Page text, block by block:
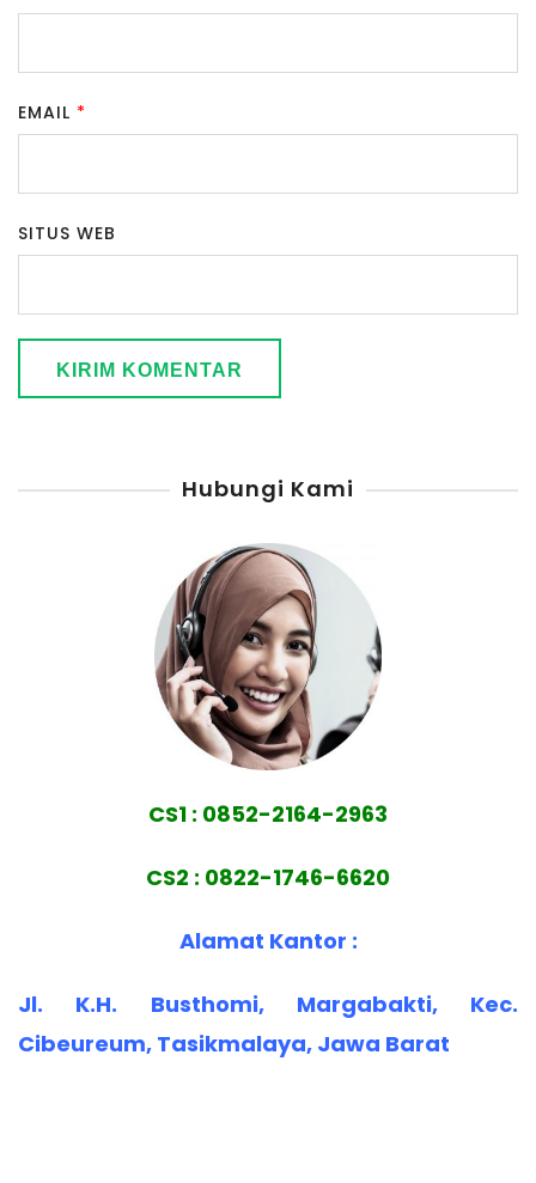
EMAIL *
SITUS WEB
Hubungi Kami
CS1 : 0852-2164-2963
CS2 : 0822-1746-6620
Alamat Kantor :
Jl. K.H. Busthomi, Margabakti, Kec.
Cibeureum, Tasikmalaya, Jawa Barat